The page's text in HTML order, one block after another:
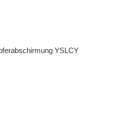
YSLCY